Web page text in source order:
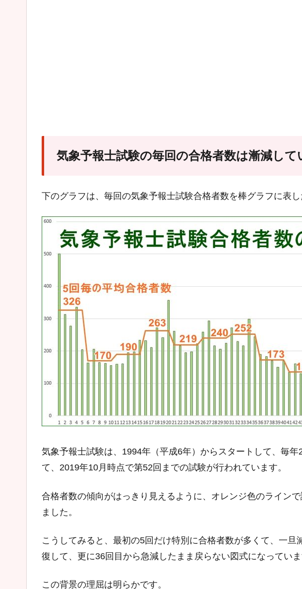
気象予報士試験の毎回の合格者数は漸減して
下のグラフは、毎回の気象予報士試験合格者数を棒グラフに表し
気象予報士試験は、1994年（平成6年）からスタートして、毎
て、2019年10月時点で第52回までの試験が行われています。
合格者数の傾向がはっきり見えるように、オレンジ色のライン
ました。
こうしてみると、最初の5回だけ特別に合格者数が多くて、一旦
復して、更に36回目から急減したまま戻らない図式になっていま
この背景の理屈は明らかです。